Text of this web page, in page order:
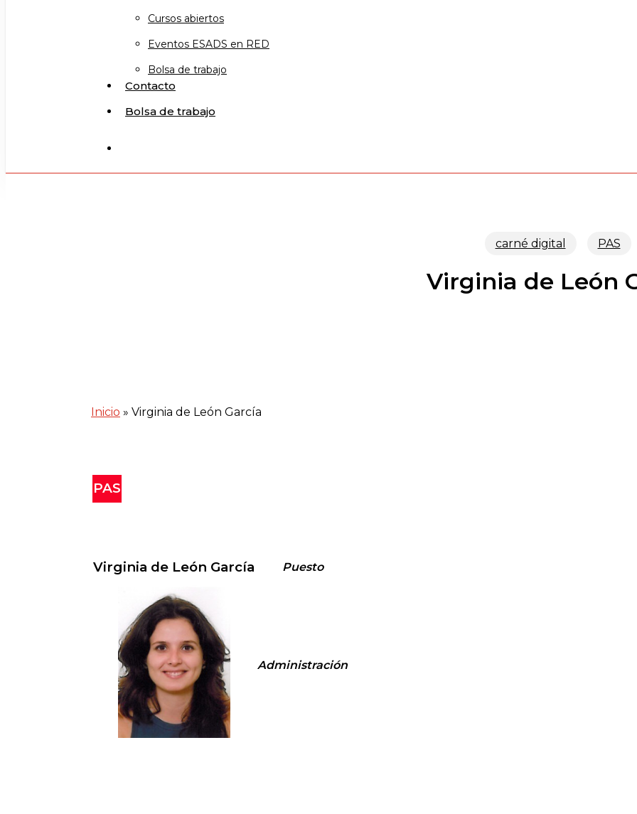
Cursos abiertos
Eventos ESADS en RED
Bolsa de trabajo
Contacto
Bolsa de trabajo
carné digital PAS
Virginia de León
Inicio » Virginia de León García
PAS
Virginia de León García Puesto
Administración